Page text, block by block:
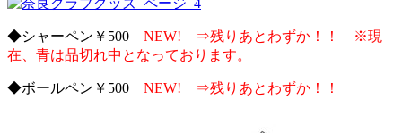
◆シャーペン￥500 NEW! ⇒残りあとわずか！！ ※現
在、青は品切れ中となっております。
◆ボールペン￥500 NEW! ⇒残りあとわずか！！